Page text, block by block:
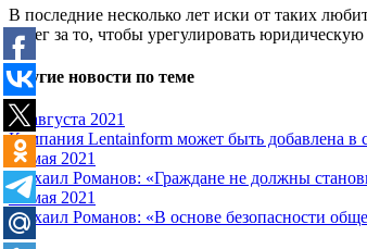
В последние несколько лет иски от таких
денег за то, чтобы урегулировать
Другие новости по теме
27 августа 2021
Компания Lentainform может быть добавлена в
28 мая 2021
Михаил Романов: «Граждане не должны
18 мая 2021
Михаил Романов: «В основе безопасности